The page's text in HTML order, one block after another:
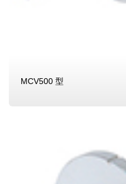
MCV500 型